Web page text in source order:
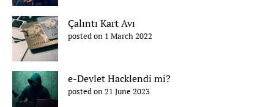
Çalıntı Kart Avı
posted on 1 March 2022
e-Devlet Hacklendi mi?
posted on 21 June 2023